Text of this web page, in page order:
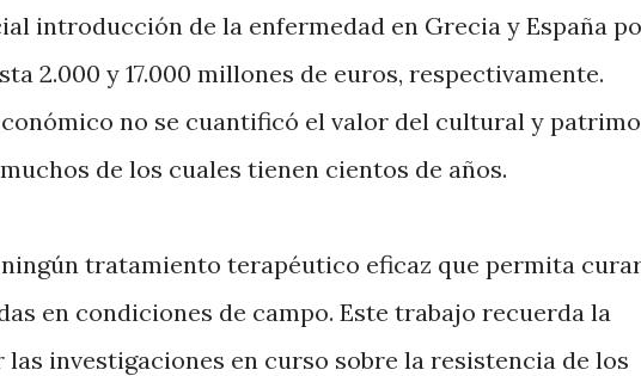
introducción de la enfermedad en Grecia y España
2.000 y 17.000 millones de euros, respectivamente.
no se cuantificó el valor del cultural y
de los cuales tienen cientos de años.
tratamiento terapéutico eficaz que permita
en condiciones de campo. Este trabajo recuerda la
investigaciones en curso sobre la resistencia de los